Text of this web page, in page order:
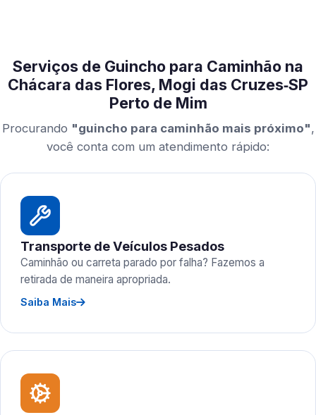
Serviços de Guincho para Caminhão na
Chácara das Flores, Mogi das Cruzes‑SP
Perto de Mim
Procurando "guincho para caminhão mais próximo",
você conta com um atendimento rápido:
Transporte de Veículos Pesados
Caminhão ou carreta parado por falha? Fazemos a
retirada de maneira apropriada.
Saiba Mais